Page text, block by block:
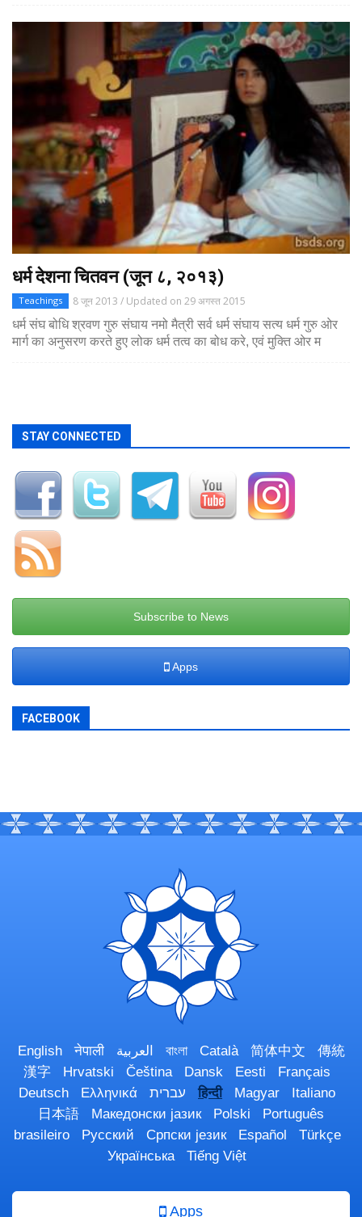
धर्म देशना चितवन (जून ८, २०१३)
Teachings
8 जून 2013 / Updated on 29 अगस्त 2015
धर्म संघ बोधि श्रवण गुरु संघाय नमो मैत्री सर्व धर्म संघाय सत्य धर्म गुरु ओर
मार्ग का अनुसरण करते हुए लोक धर्म तत्व का बोध करे, एवं मुक्ति ओर म
STAY CONNECTED
Subscribe to News
Apps
FACEBOOK
English नेपाली العربية বাংলা Català 简体中文
傳統
漢字
Hrvatski Čeština Dansk Eesti
Français
Deutsch
Ελληνικά עברית हिन्दी Magyar
Italiano
日本語
Македонски јазик Polski
Português
brasileiro
Русский Српски језик Español
Türkçe
Українська
Tiếng Việt
Apps